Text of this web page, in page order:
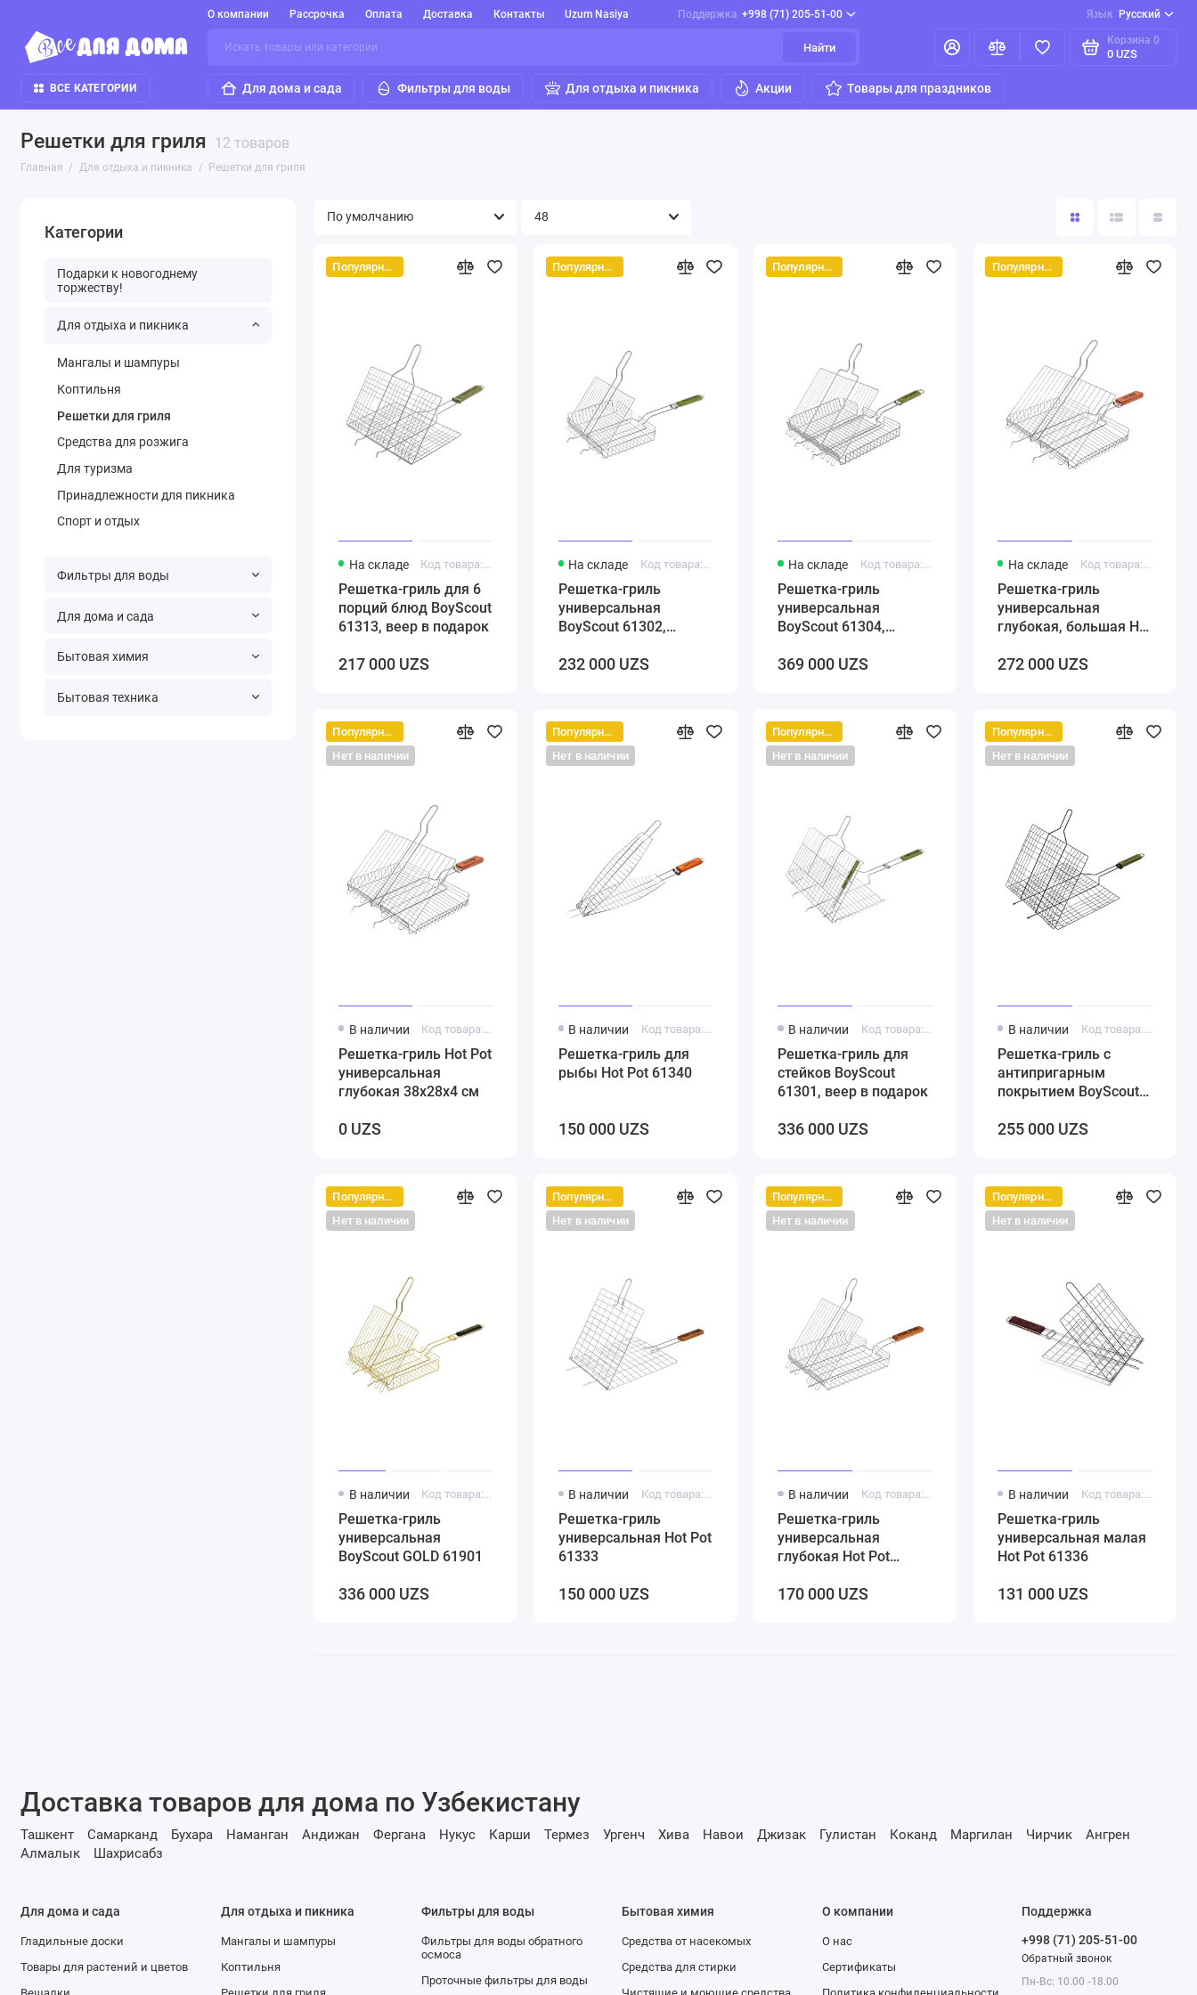
О компании Рассрочка Оплата Доставка Контакты Uzum Nasiya Поддержка +998 (71) 205-51-00 Язык Русский
Найти
Корзина 0
0 UZS
ВСЕ КАТЕГОРИИ Для дома и сада Фильтры для воды Для отдыха и пикника Акции Товары для праздников
Решетки для гриля 12 товаров
Главная Для отдыха и пикника Решетки для гриля
Категории
Подарки к новогоднему
торжеству!
Для отдыха и пикника
Мангалы и шампуры
Коптильня
Решетки для гриля
Средства для розжига
Для туризма
Принадлежности для пикника
Спорт и отдых
Фильтры для воды
Для дома и сада
Бытовая химия
Бытовая техника
Популярный
На складе Код товара: 5000235
Решетка-гриль для 6
порций блюд BoyScout
61313, веер в подарок
217 000 UZS
Популярный
На складе Код товара: 5000174
Решетка-гриль
универсальная
BoyScout 61302,
подарок
232 000 UZS
Популярный
На складе Код товара: 5000173
Решетка-гриль
универсальная
BoyScout 61304,
подарок
369 000 UZS
Популярный
На складе Код товара: 5000171
Решетка-гриль
универсальная
глубокая, большая Hot
272 000 UZS
Популярный
Нет в наличии
В наличии Код товара: 500536
Решетка-гриль Hot Pot
универсальная
глубокая 38х28х4 см
0 UZS
Популярный
Нет в наличии
В наличии Код товара: 5000170
Решетка-гриль для
рыбы Hot Pot 61340
150 000 UZS
Популярный
Нет в наличии
В наличии Код товара: 5000234
Решетка-гриль для
стейков BoyScout
61301, веер в подарок
336 000 UZS
Популярный
Нет в наличии
В наличии Код товара: 5000236
Решетка-гриль с
антипригарным
покрытием BoyScout
255 000 UZS
Популярный
Нет в наличии
В наличии Код товара: 5000233
Решетка-гриль
универсальная
BoyScout GOLD 61901
336 000 UZS
Популярный
Нет в наличии
В наличии Код товара: 5000172
Решетка-гриль
универсальная Hot Pot
61333
150 000 UZS
Популярный
Нет в наличии
В наличии Код товара: 5000219
Решетка-гриль
универсальная
глубокая Hot Pot
170 000 UZS
Популярный
Нет в наличии
В наличии Код товара: 5000169
Решетка-гриль
универсальная малая
Hot Pot 61336
131 000 UZS
Доставка товаров для дома по Узбекистану
Ташкент Самарканд Бухара Наманган Андижан Фергана Нукус Карши Термез Ургенч Хива Навои Джизак Гулистан Коканд Маргилан Чирчик
Ангрен
Алмалык
Шахрисабз
Для дома и сада
Гладильные доски
Товары для растений и цветов
Для отдыха и пикника
Мангалы и шампуры
Коптильня
Фильтры для воды
Фильтры для воды обратного
осмоса
Проточные фильтры для воды
Бытовая химия
Средства от насекомых
Средства для стирки
О компании
О нас
Сертификаты
Поддержка
+998 (71) 205-51-00
Обратный звонок
Пн-Вс: 10.00 -18.00